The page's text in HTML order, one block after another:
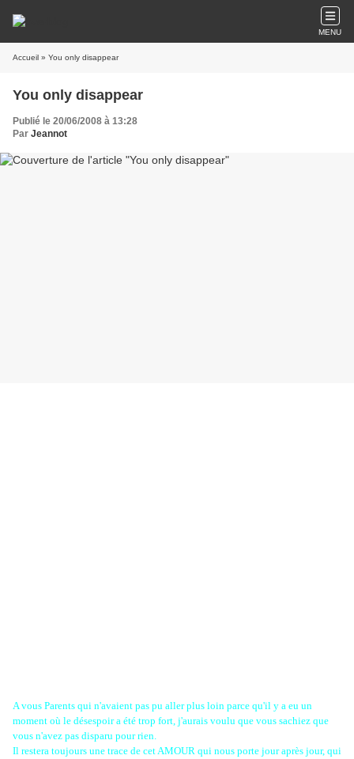
MENU
Accueil » You only disappear
You only disappear
Publié le 20/06/2008 à 13:28
Par Jeannot
A vous Parents qui n'avaient pas pu aller plus loin parce qu'il y a eu un
moment où le désespoir a été trop fort, j'aurais voulu que vous sachiez que
vous n'avez pas disparu pour rien.
Il restera toujours une trace de cet AMOUR qui nous porte jour après jour, qui